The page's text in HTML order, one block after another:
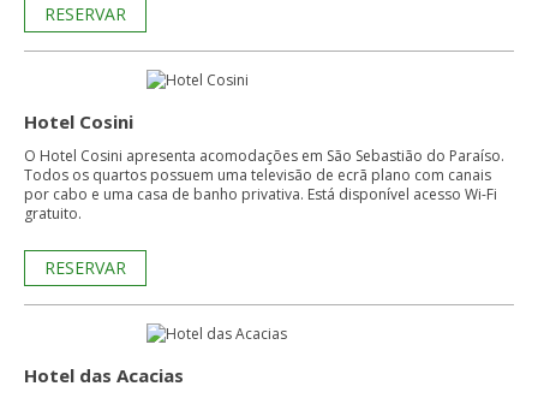
RESERVAR
Hotel Cosini
O Hotel Cosini apresenta acomodações em São Sebastião do Paraíso.
Todos os quartos possuem uma televisão de ecrã plano com canais
por cabo e uma casa de banho privativa. Está disponível acesso Wi-Fi
gratuito.
RESERVAR
Hotel das Acacias